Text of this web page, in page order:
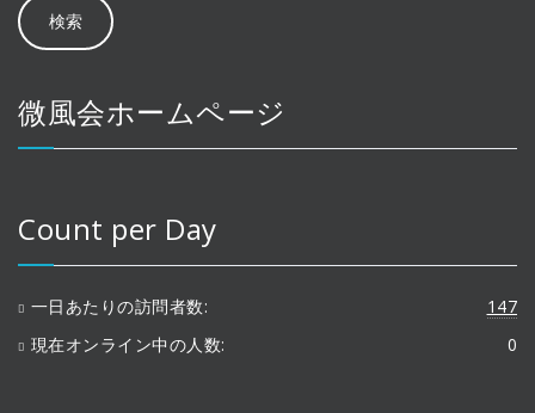
微風会ホームページ
Count per Day
147
一日あたりの訪問者数:
0
現在オンライン中の人数: